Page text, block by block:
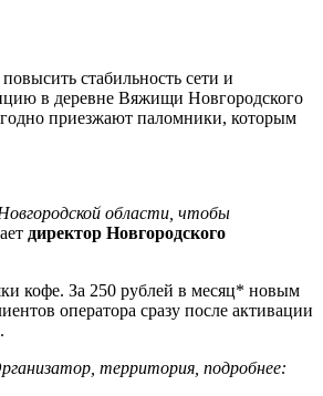
стабильность сети и
в деревне Вяжищи Новгородского
приезжают паломники, которым
области, чтобы
директор Новгородского
кофе. За 250 рублей в месяц* новым
оператора сразу после активации
территория, подробнее: